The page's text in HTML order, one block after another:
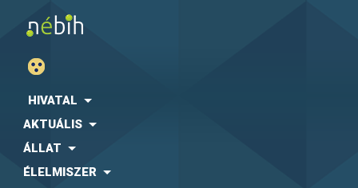
HIVATAL
AKTUÁLIS
ÁLLAT
ÉLELMISZER